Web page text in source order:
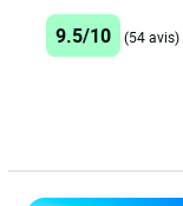
9.5/10 (54 avis)